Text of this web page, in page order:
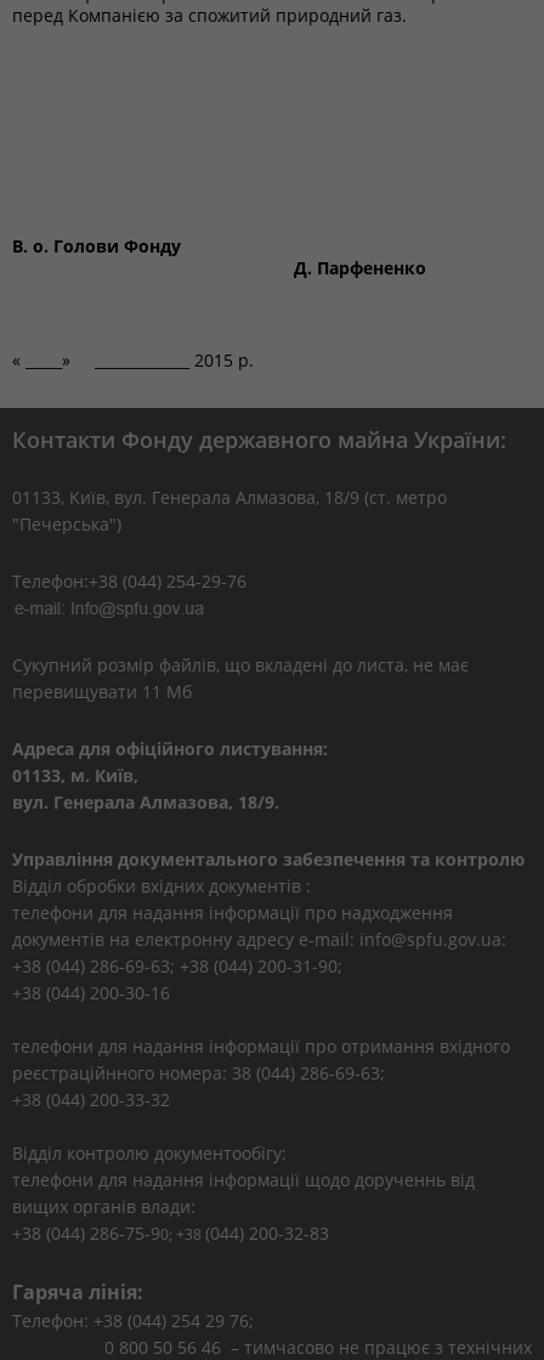
перед Компанією за спожитий природний газ.
В. о. Голови Фонду
Д. Парфененко
« _____» _____________ 2015 р.
Контакти Фонду державного майна України:
01133, Kиїв, вул. Генерала Алмазова, 18/9 (ст. метро
"Печерська")
Телефон:+38 (044) 254-29-76
Сукупний розмір файлів, що вкладені до листа, не має
перевищувати 11 Мб
Адреса для офіційного листування:
01133, м. Київ,
вул. Генерала Алмазова, 18/9.
Управління документального забезпечення та контролю
Відділ обробки вхідних документів :
телефони для надання інформації про надходження
документів на електронну адресу e-mail: info@spfu.gov.ua:
+38 (044) 286-69-63; +38 (044) 200-31-90;
+38 (044) 200-30-16
телефони для надання інформації про отримання вхідного
реєстраційнного номера: 38 (044) 286-69-63;
+38 (044) 200-33-32
Відділ контролю документообігу:
телефони для надання інформації щодо дорученнь від
вищих органів влади:
+38 (044) 286-75-90; +38 (044) 200-32-83
Гаряча лінія:
Телефон: +38 (044) 254 29 76;
0 800 50 56 46 – тимчасово не працює з технічних